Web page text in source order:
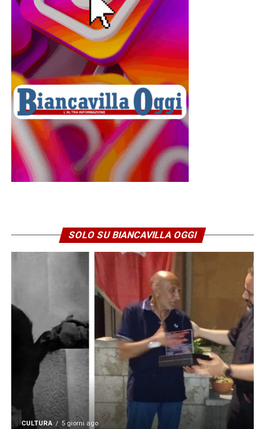
SOLO SU BIANCAVILLA OGGI
CULTURA 5 giorni ago